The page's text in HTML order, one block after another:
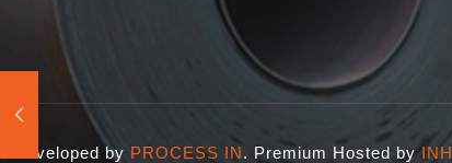
Developed by PROCESS IN. Premium Hosted by